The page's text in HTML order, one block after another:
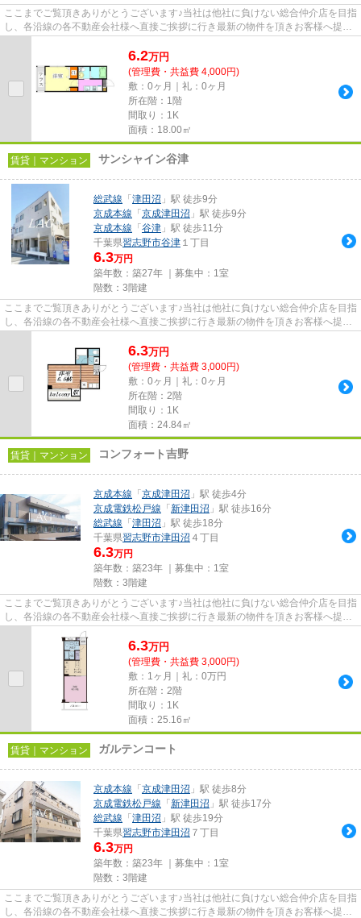
ここまでご覧頂きありがとうございます♪当社は他社に負けない総合仲介店を目指
し、各沿線の各不動産会社様へ直接ご挨拶に行き最新の物件を頂きお客様へ提供
6.2万円
(管理費・共益費 4,000円)
敷：0ヶ月｜礼：0ヶ月
所在階：1階
間取り：1K
面積：18.00㎡
賃貸｜マンション サンシャイン谷津
総武線 「 津田沼 」駅 徒歩9分
京成本線 「 京成津田沼 」駅 徒歩9分
京成本線 「 谷津 」駅 徒歩11分
千葉県習志野市谷津 １丁目
6.3万円
築年数：築27年 ｜募集中： 1室
階数：3階建
ここまでご覧頂きありがとうございます♪当社は他社に負けない総合仲介店を目指
し、各沿線の各不動産会社様へ直接ご挨拶に行き最新の物件を頂きお客様へ提供
6.3万円
(管理費・共益費 3,000円)
敷：0ヶ月｜礼：0ヶ月
所在階：2階
間取り：1K
面積：24.84㎡
賃貸｜マンション コンフォート吉野
京成本線 「 京成津田沼 」駅 徒歩4分
京成電鉄松戸線 「 新津田沼 」駅 徒歩16分
総武線 「 津田沼 」駅 徒歩18分
千葉県習志野市津田沼 ４丁目
6.3万円
築年数：築23年 ｜募集中： 1室
階数：3階建
ここまでご覧頂きありがとうございます♪当社は他社に負けない総合仲介店を目指
し、各沿線の各不動産会社様へ直接ご挨拶に行き最新の物件を頂きお客様へ提供
しております！最新の情報は...
6.3万円
(管理費・共益費 3,000円)
敷：1ヶ月｜礼：0万円
所在階：2階
間取り：1K
面積：25.16㎡
賃貸｜マンション ガルテンコート
京成本線 「 京成津田沼 」駅 徒歩8分
京成電鉄松戸線 「 新津田沼 」駅 徒歩17分
総武線 「 津田沼 」駅 徒歩19分
千葉県習志野市津田沼 ７丁目
6.3万円
築年数：築23年 ｜募集中： 1室
階数：3階建
ここまでご覧頂きありがとうございます♪当社は他社に負けない総合仲介店を目指
し、各沿線の各不動産会社様へ直接ご挨拶に行き最新の物件を頂きお客様へ提供